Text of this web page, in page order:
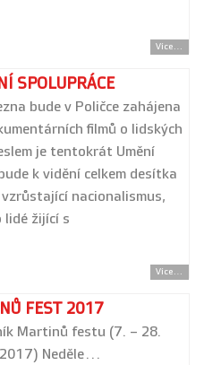
Více...
SPOLUPRÁCE
bude v Poličce zahájena
filmů o lidských
je tentokrát Umění
k vidění celkem desítka
nacionalismus,
lidé žijící s
Více...
FEST 2017
Martinů festu (7. – 28.
Neděle…